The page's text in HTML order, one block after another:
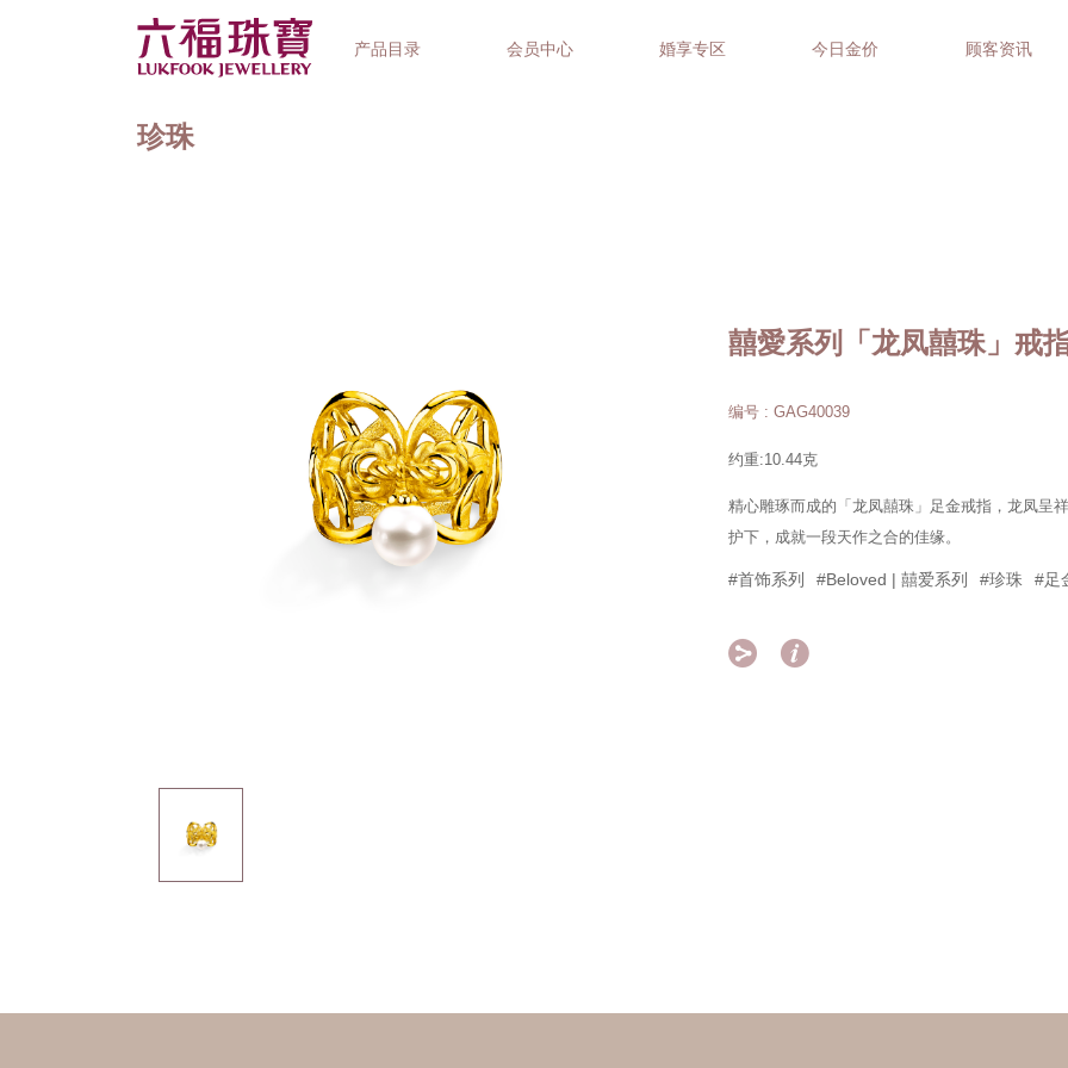
产品目录 会员中心 婚享专区 今日金价 顾客资讯
珍珠
囍愛系列「龙凤囍珠」戒
编号 : GAG40039
约重:10.44克
精心雕琢而成的「龙凤囍珠」足金戒指，龙凤呈
护下，成就一段天作之合的佳缘。
#首饰系列 #Beloved | 囍爱系列 #珍珠 #足
 